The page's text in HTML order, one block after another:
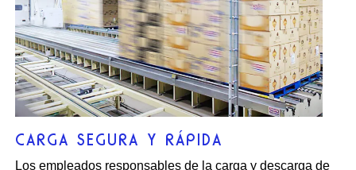
CARGA SEGURA Y RÁPIDA
Los empleados responsables de la carga y descarga de